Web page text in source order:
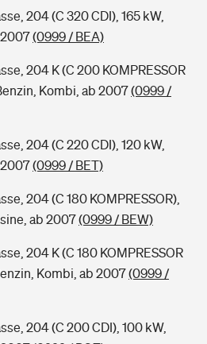
204 (C 320 CDI), 165 kW,
(0999 / BEA)
204 K (C 200 KOMPRESSOR
Kombi, ab 2007(0999 /
204 (C 220 CDI), 120 kW,
(0999 / BET)
204 (C 180 KOMPRESSOR),
ab 2007(0999 / BEW)
204 K (C 180 KOMPRESSOR
Kombi, ab 2007(0999 /
204 (C 200 CDI), 100 kW,